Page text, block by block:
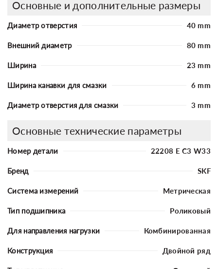
Основные и дополнительные размеры
Диаметр отверстия 40 mm
Внешний диаметр 80 mm
Ширина 23 mm
Ширина канавки для смазки 6 mm
Диаметр отверстия для смазки 3 mm
Основные технические параметры
Номер детали 22208 E C3 W33
Бренд SKF
Система измерений Метрическая
Тип подшипника Роликовый
Для направления нагрузки Комбинированная
Конструкция Двойной ряд